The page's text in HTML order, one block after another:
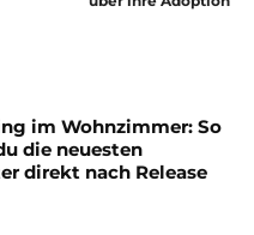
im Wohnzimmer: So
die neuesten
direkt nach Release